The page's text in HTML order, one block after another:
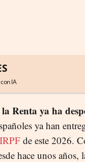
IA
Renta ya ha
ya han
de este 2026.
hace unos años,